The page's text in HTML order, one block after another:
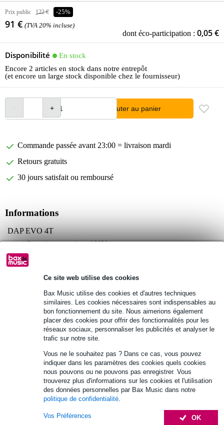
Ce site web utilise des cookies
Bax Music utilise des cookies et d'autres techniques
similaires. Les cookies nécessaires sont indispensables au
bon fonctionnement du site. Nous aimerions également
placer des cookies pour offrir des fonctionnalités pour les
réseaux sociaux, personnaliser les publicités et analyser le
trafic sur notre site.
Vous ne le souhaitez pas ? Dans ce cas, vous pouvez
indiquer dans les paramètres des cookies quels cookies
nous pouvons ou ne pouvons pas enregistrer. Vous
trouverez plus d'informations sur les cookies et l'utilisation
des données personnelles par Bax Music dans notre
politique de confidentialité
OK
Vos Préférences
Prix public 122 € -25%
91 € (TVA 20% incluse)
dont éco-participation : 0,05 €
Disponibilité
En stock
Encore 2 articles en stock dans notre entrepôt
(et encore un large stock disponible chez le fournisseur)
Ajouter au panier
Commande passée avant 23:00 = livraison mardi
Retours gratuits
30 jours satisfait ou remboursé
Informations
DAP EVO 4T
paire d'enceintes passives 100V
informations techniques
enceintes à deux voies
woofer : 4"
tweeter : 0,5", dôme
Afficher toutes les caractéristiques du produit
Autres variantes (1)